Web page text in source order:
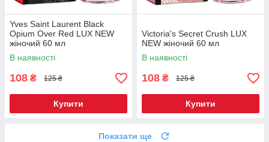
Yves Saint Laurent Black
Opium Over Red LUX NEW
жіночий 60 мл
В наявності
108 ₴ 125 ₴
Купити
Victoria's Secret Crush LUX
NEW жіночий 60 мл
В наявності
108 ₴ 125 ₴
Купити
Показати ще